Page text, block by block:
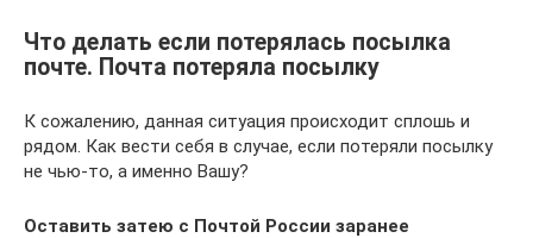
Что делать если потерялась посылка
почте. Почта потеряла посылку
К сожалению, данная ситуация происходит сплошь и
рядом. Как вести себя в случае, если потеряли посылку
не чью-то, а именно Вашу?
Оставить затею с Почтой России заранее